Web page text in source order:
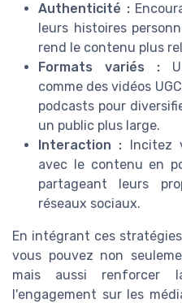
Authenticité :
leurs histoires
rend le contenu plus
Formats variés :
comme des vidéos
podcasts pour
un public plus large.
Interaction : Incitez
avec le contenu en
partageant leurs
réseaux sociaux.
En intégrant ces
vous pouvez non
mais aussi renforcer
l'engagement sur les